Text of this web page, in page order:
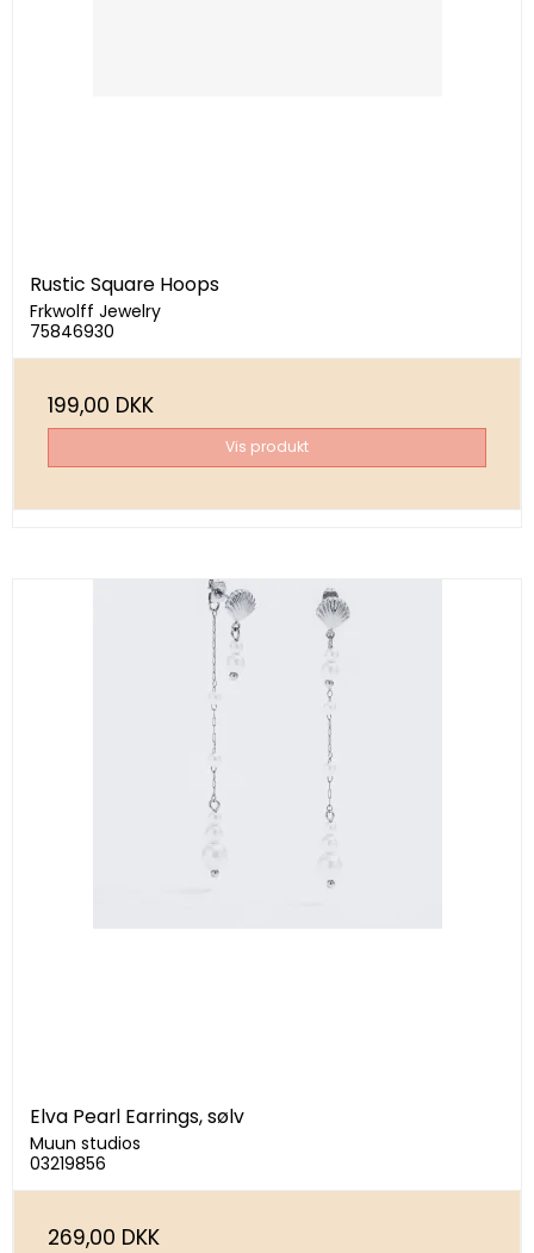
Rustic Square Hoops
Frkwolff Jewelry
75846930
199,00 DKK
Vis produkt
Elva Pearl Earrings, sølv
Muun studios
03219856
269,00 DKK